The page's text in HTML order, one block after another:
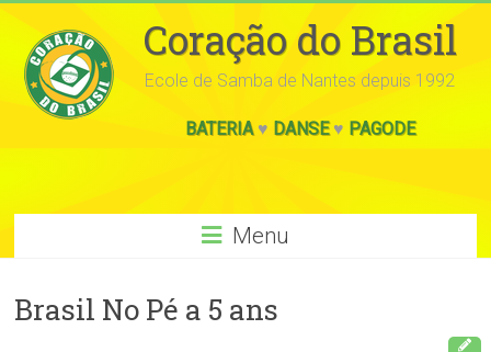
Coração do Brasil
Ecole de Samba de Nantes depuis 1992
BATERIA♥ DANSE♥ PAGODE
Menu
Brasil No Pé a 5 ans